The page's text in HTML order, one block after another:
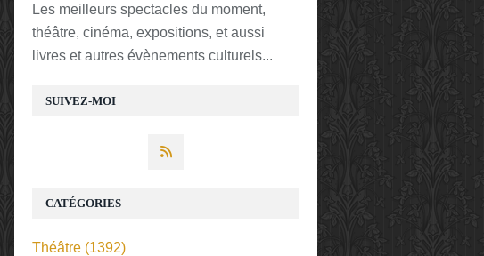
SUIVEZ-MOI
Les meilleurs spectacles du moment,
théâtre, cinéma, expositions, et aussi
livres et autres évènements culturels...
CATÉGORIES
Théâtre (1392)